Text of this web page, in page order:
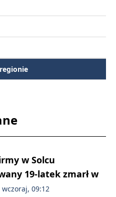
w Solcu
19-latek zmarł w
wczoraj, 09:12